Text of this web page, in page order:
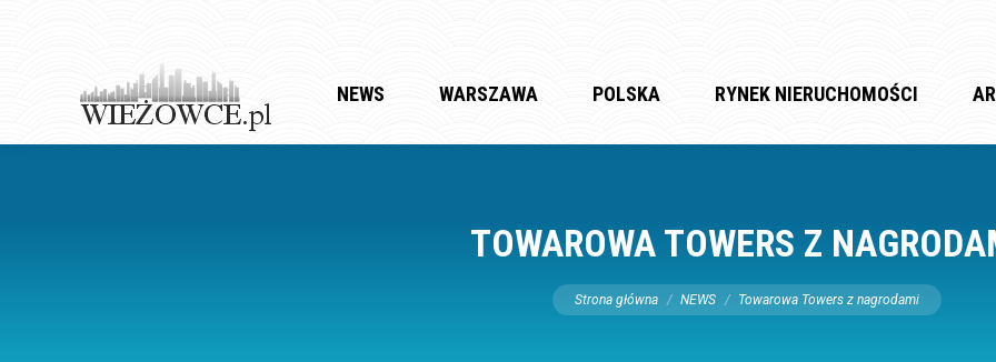
NEWS WARSZAWA POLSKA RYNEK NIERUCHOMOŚCI
TOWAROWA TOWERS Z
Jesteś tutaj:
Strona główna NEWS Towarowa Towers z nagrodami